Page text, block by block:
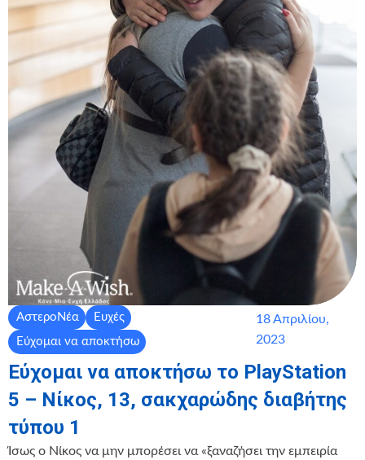
ΑστεροΝέα
Ευχές
Εύχομαι να αποκτήσω
18 Απριλίου,
2023
Εύχομαι να αποκτήσω το PlayStation
5 – Νίκος, 13, σακχαρώδης διαβήτης
τύπου 1
Ίσως ο Νίκος να μην μπορέσει να «ξαναζήσει την εμπειρία